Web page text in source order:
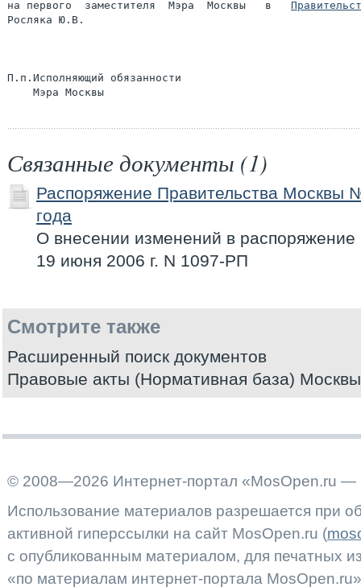
на первого  заместителя  Мэра  Москвы   в
Росляка Ю.В.
П.п.Исполняющий обязанности
Связанные документы (1)
Распоряжение Правительства Москвы
года
О внесении изменений в
19 июня 2006 г. N 1097-РП
Смотрите также
Расширенный поиск документов
Правовые акты (Нормативная база) Москвы
© 2008—2026 Интернет-портал «MosOpen.ru —
Использование материалов разрешается при
активной гиперссылки на сайт MosOpen.ru (
с опубликованным материалом, для печатных
«по материалам интернет-портала